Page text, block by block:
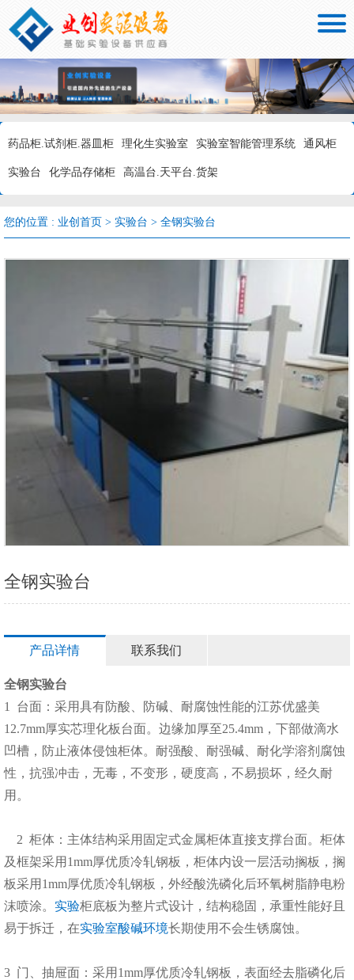

药品柜.试剂柜.器皿柜 理化生实验室 实验室智能管理系统 通风柜
实验台 化学品存储柜 高温台.天平台.货架
您的位置 : 业创首页 > 实验台 > 全钢实验台
全钢实验台
产品详情 联系我们
全钢实验台
1 台面：采用具有防酸、防碱、耐腐蚀性能的江苏优盛美
12.7mm厚实芯理化板台面。边缘加厚至25.4mm，下部做滴水
凹槽，防止液体侵蚀柜体。耐强酸、耐强碱、耐化学溶剂腐蚀
性，抗强冲击，无毒，不变形，硬度高，不易损坏，经久耐
用。
2 柜体：主体结构采用固定式金属柜体直接支撑台面。柜体
及框架采用1mm厚优质冷轧钢板，柜体内设一层活动搁板，搁
板采用1mm厚优质冷轧钢板，外经酸洗磷化后环氧树脂静电粉
沫喷涂。 实验柜底板为整片式设计，结构稳固，承重性能好且
易于拆迁，在实验室酸碱环境长期使用不会生锈腐蚀。
3 门、抽屉面：采用1mm厚优质冷轧钢板，表面经去脂磷化后